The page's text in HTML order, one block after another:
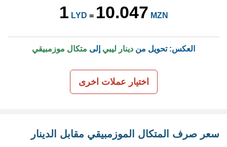
1 LYD = 10.047 MZN
العكس: تحويل من دينار ليبي إلى متكال موزمبيقي
اختيار عملات اخرى
سعر صرف المتكال الموزمبيقي مقابل الدينار